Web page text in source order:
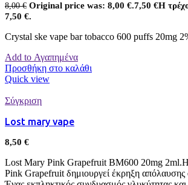
8,00€ Original price was: 8,00 €.7,50 €Η
7,50 €.
Crystal ske vape bar tobacco 600 puffs 20mg
Add to Αγαπημένα
Προσθήκη στο καλάθι
Quick view
Σύγκριση
Lost mary vape
8,50 €
Lost Mary Pink Grapefruit BM600 20mg
Pink Grapefruit δημιουργεί έκρηξη